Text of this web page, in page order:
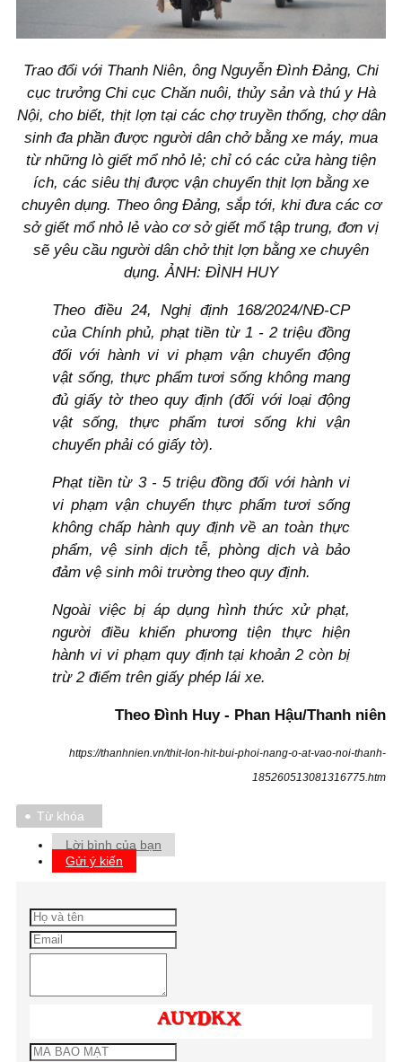
Trao đổi với Thanh Niên, ông Nguyễn Đình Đảng, Chi
cục trưởng Chi cục Chăn nuôi, thủy sản và thú y Hà
Nội, cho biết, thịt lợn tại các chợ truyền thống, chợ dân
sinh đa phần được người dân chở bằng xe máy, mua
từ những lò giết mổ nhỏ lẻ; chỉ có các cửa hàng tiện
ích, các siêu thị được vận chuyển thịt lợn bằng xe
chuyên dụng. Theo ông Đảng, sắp tới, khi đưa các cơ
sở giết mổ nhỏ lẻ vào cơ sở giết mổ tập trung, đơn vị
sẽ yêu cầu người dân chở thịt lợn bằng xe chuyên
dụng. ẢNH: ĐÌNH HUY
Theo điều 24, Nghị định 168/2024/NĐ-CP
của Chính phủ, phạt tiền từ 1 - 2 triệu đồng
đối với hành vi vi phạm vận chuyển động
vật sống, thực phẩm tươi sống không mang
đủ giấy tờ theo quy định (đối với loại động
vật sống, thực phẩm tươi sống khi vận
chuyển phải có giấy tờ).
Phạt tiền từ 3 - 5 triệu đồng đối với hành vi
vi phạm vận chuyển thực phẩm tươi sống
không chấp hành quy định về an toàn thực
phẩm, vệ sinh dịch tễ, phòng dịch và bảo
đảm vệ sinh môi trường theo quy định.
Ngoài việc bị áp dụng hình thức xử phạt,
người điều khiển phương tiện thực hiện
hành vi vi phạm quy định tại khoản 2 còn bị
trừ 2 điểm trên giấy phép lái xe.
Theo Đình Huy - Phan Hậu/Thanh niên
https://thanhnien.vn/thit-lon-hit-bui-phoi-nang-o-at-vao-noi-thanh-
185260513081316775.htm
Từ khóa
Lời bình của bạn
Gửi ý kiến